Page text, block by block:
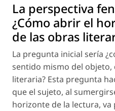
La perspectiva
¿Cómo abrir el
de las obras
La pregunta inicial sería
sentido mismo del objeto,
literaria? Esta pregunta
que el sujeto, al
horizonte de la lectura,